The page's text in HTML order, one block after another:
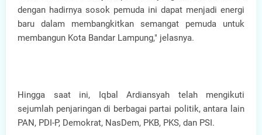
dengan hadirnya sosok pemuda ini dapat menjadi energi
baru dalam membangkitkan semangat pemuda untuk
membangun Kota Bandar Lampung," jelasnya.
Hingga saat ini, Iqbal Ardiansyah telah mengikuti
sejumlah penjaringan di berbagai partai politik, antara lain
PAN, PDI-P, Demokrat, NasDem, PKB, PKS, dan PSI.